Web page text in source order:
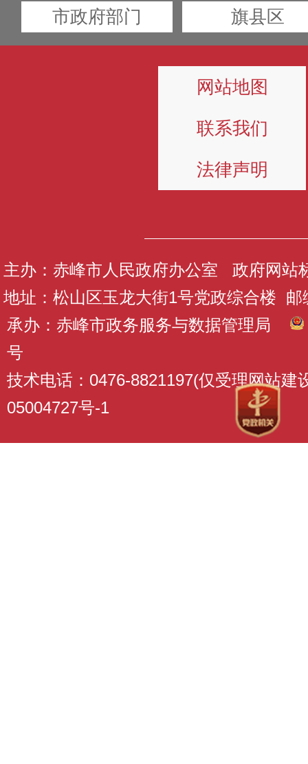
市政府部门 旗县区
网站地图
联系我们
法律声明
主办：赤峰市人民政府办公室 政府网站
地址：松山区玉龙大街1号党政综合楼 邮
承办：赤峰市政务服务与数据管理局
号
技术电话：0476-8821197(仅受理网站建
05004727号-1